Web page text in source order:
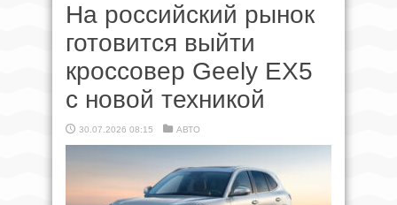
На российский рынок
готовится выйти
кроссовер Geely EX5
с новой техникой
30.07.2026 08:15 АВТО